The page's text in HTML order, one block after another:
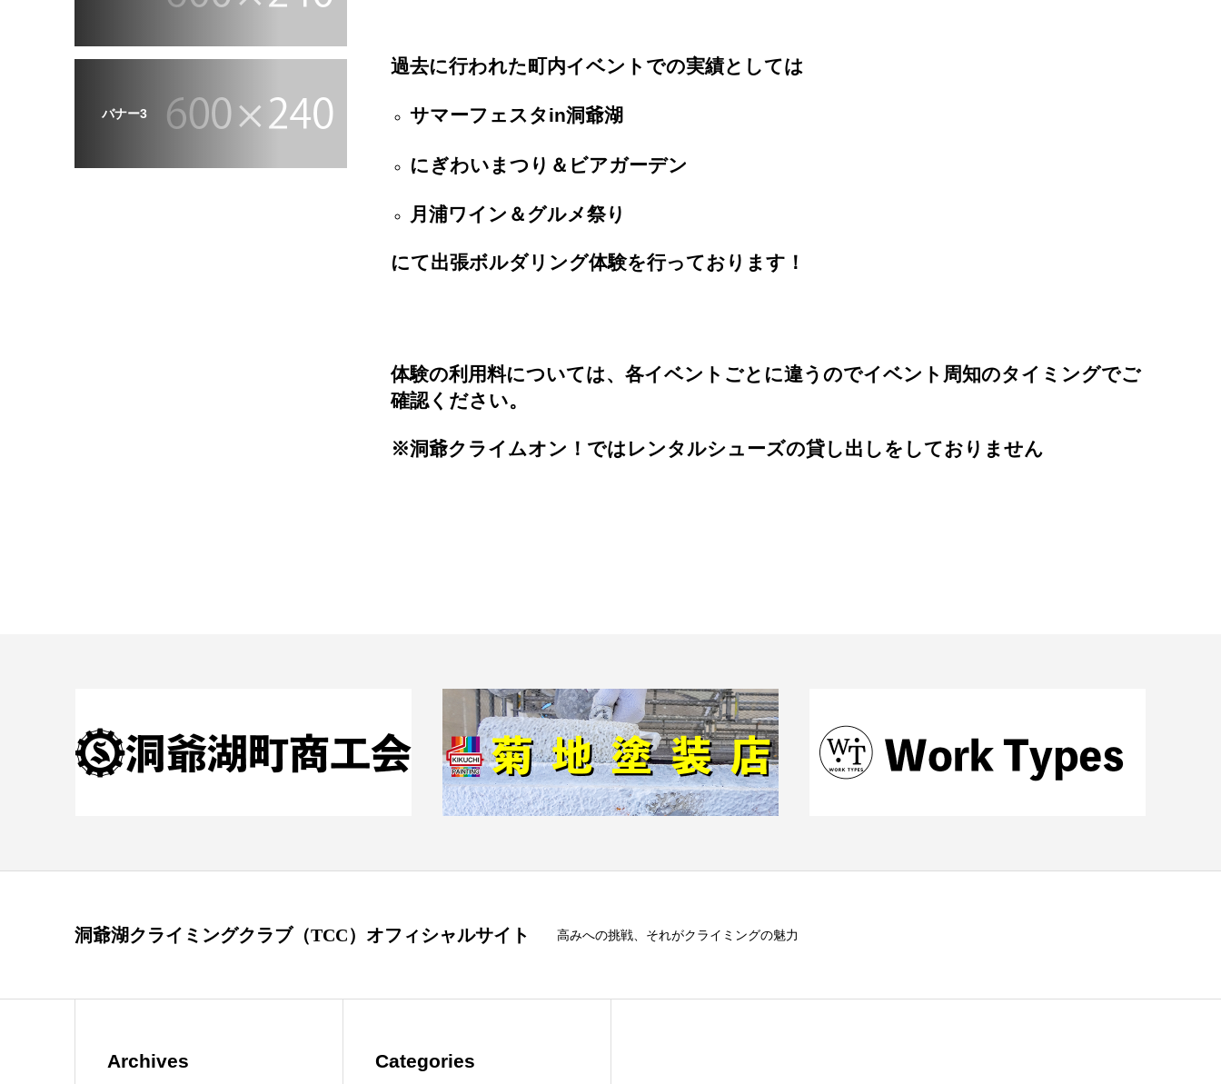
過去に行われた町内イベントでの実績としては
サマーフェスタin洞爺湖
にぎわいまつり＆ビアガーデン
月浦ワイン＆グルメ祭り
にて出張ボルダリング体験を行っております！
体験の利用料については、各イベントごとに違うのでイベント周知のタイミングでご
確認ください。
※洞爺クライムオン！ではレンタルシューズの貸し出しをしておりません
バナー3
洞爺湖クライミングクラブ（TCC）オフィシャルサイト 高みへの挑戦、それがクライミングの魅力
Archives Categories